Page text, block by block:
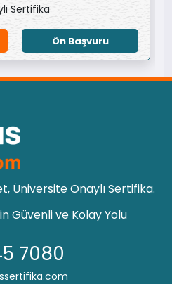
Sertifika
Ön Başvuru
Üniversite Onaylı Sertifika.
Güvenli ve Kolay Yolu
7080